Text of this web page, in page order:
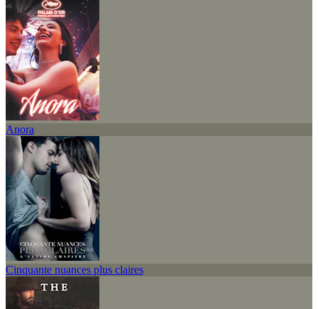
Anora
Cinquante nuances plus claires